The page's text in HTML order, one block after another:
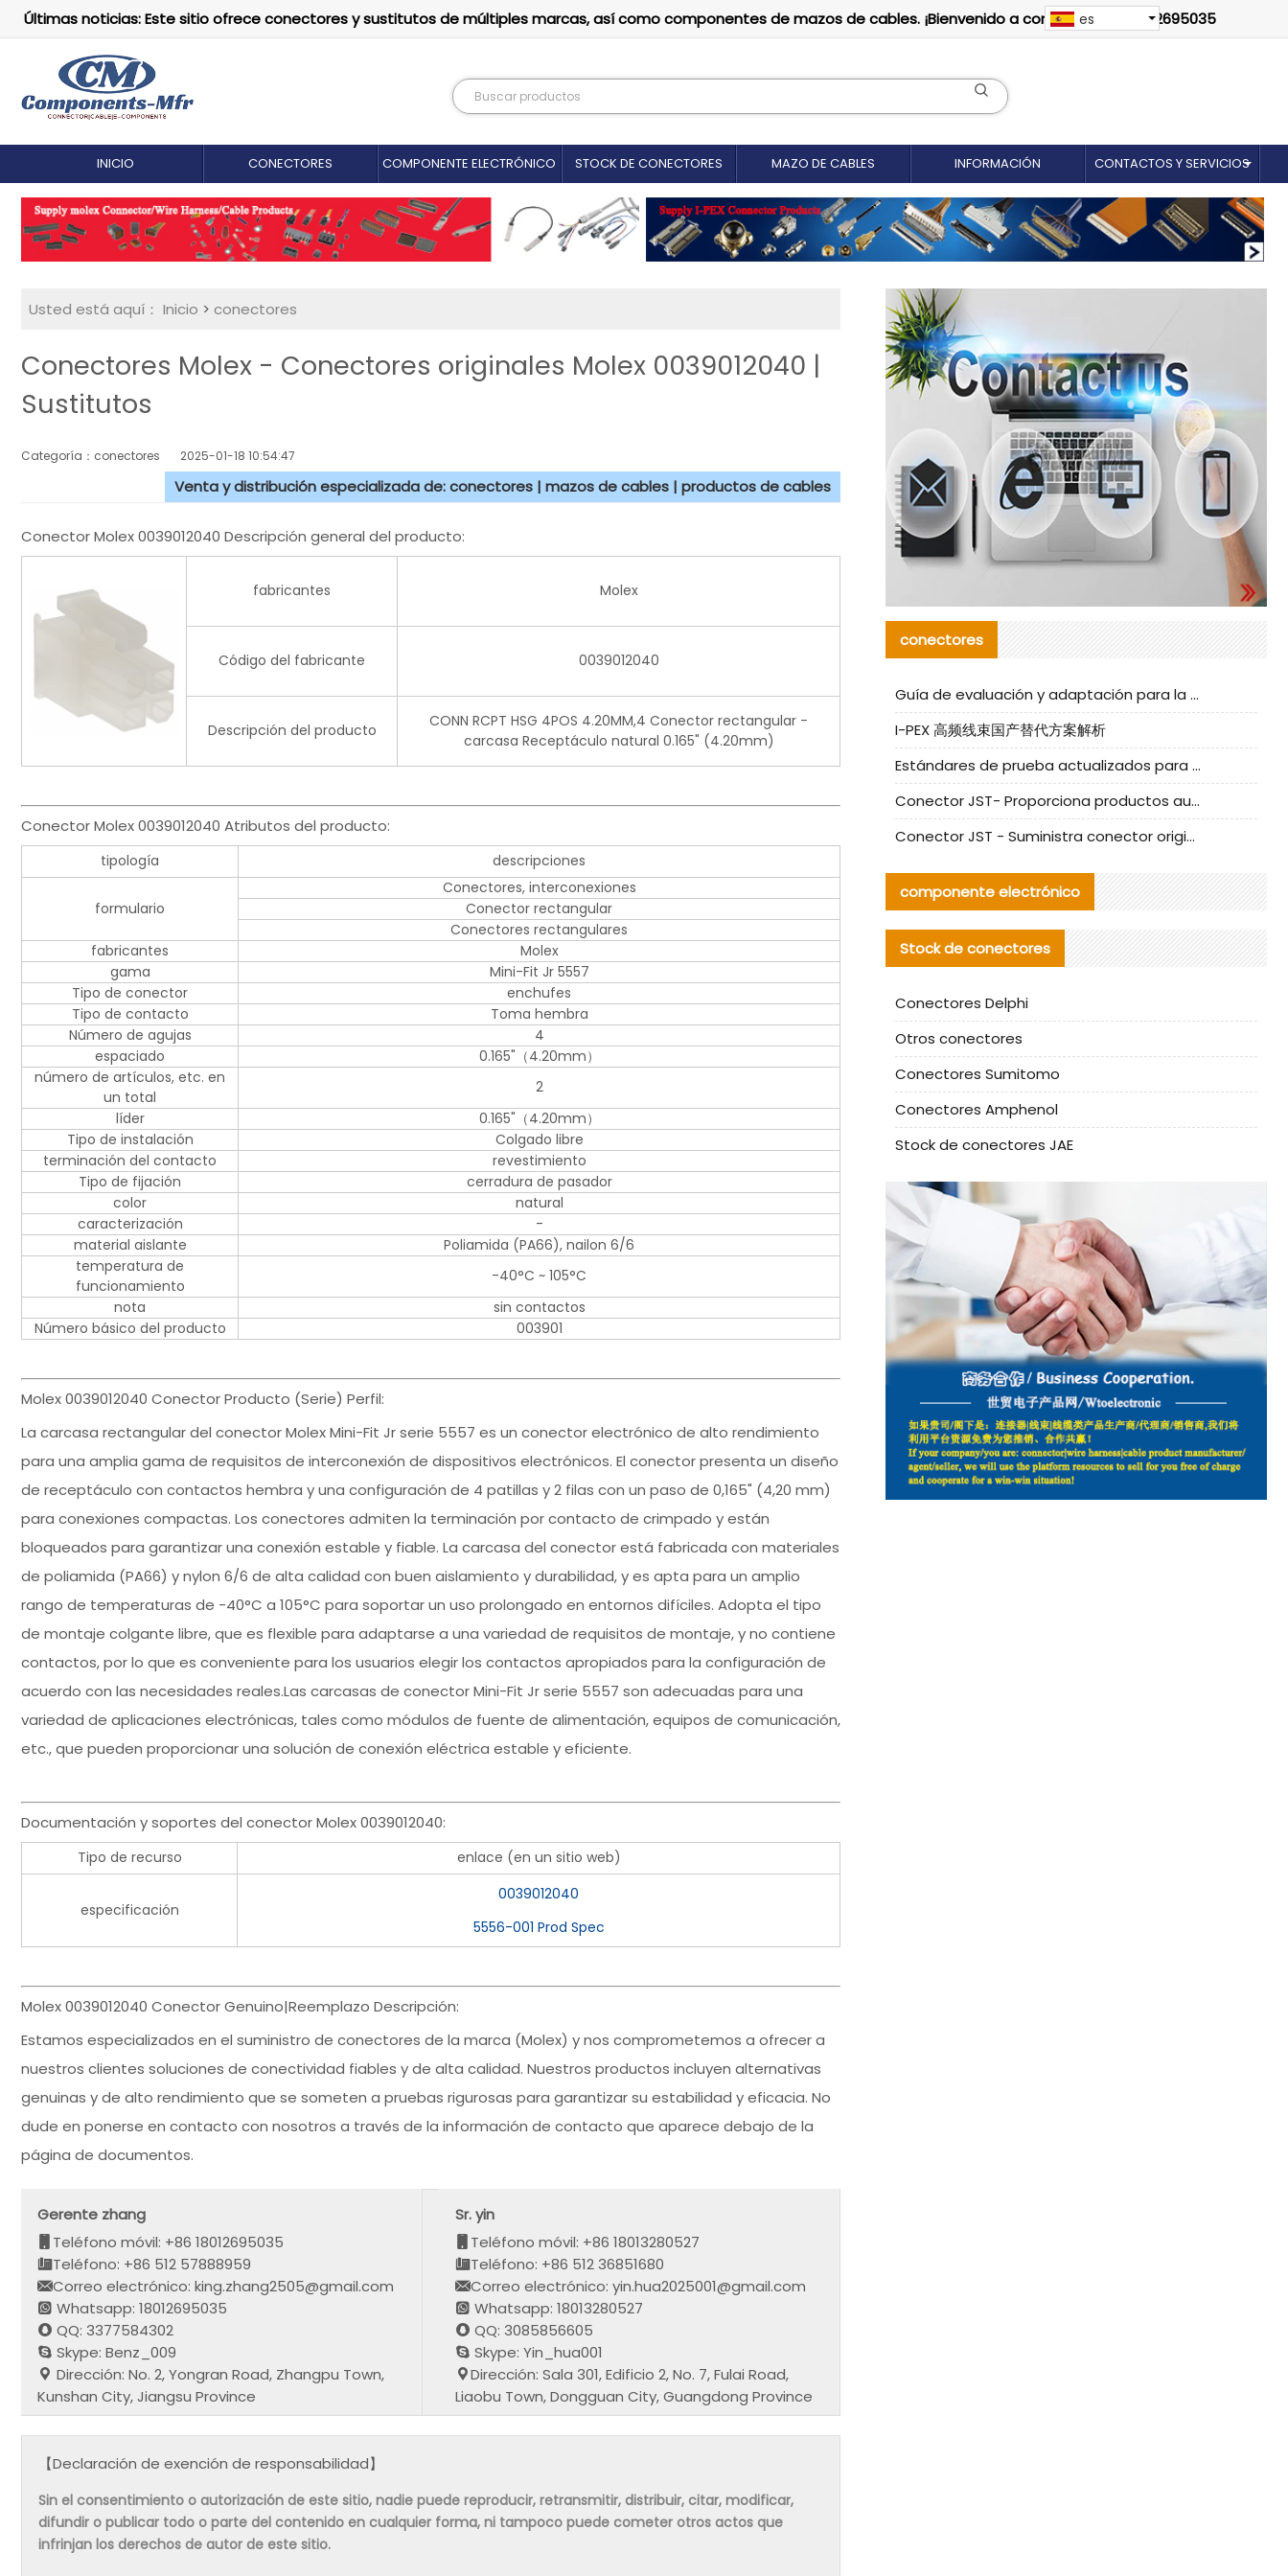
Últimas noticias: Este sitio ofrece conectores y sustitutos de múltiples marcas, así como componentes de mazos de cables. ¡Bienvenido a contactarnos: 18012695035
es
INICIO CONECTORES COMPONENTE ELECTRÓNICO STOCK DE CONECTORES MAZO DE CABLES INFORMACIÓN CONTACTOS Y SERVICIOS
Usted está aquí： Inicio > conectores
Conectores Molex - Conectores originales Molex 0039012040 |
Sustitutos
Categoría：conectores 2025-01-18 10:54:47
Venta y distribución especializada de: conectores | mazos de cables | productos de cables
Conector Molex 0039012040 Descripción general del producto:
fabricantes Molex
Código del fabricante 0039012040
Descripción del producto
CONN RCPT HSG 4POS 4.20MM,4 Conector rectangular -
carcasa Receptáculo natural 0.165" (4.20mm)
Conector Molex 0039012040 Atributos del producto:
tipología descripciones
formulario
Conectores, interconexiones
Conector rectangular
Conectores rectangulares
fabricantes
Molex
gama
Mini-Fit Jr 5557
Tipo de conector
enchufes
Tipo de contacto
Toma hembra
Número de agujas
4
espaciado
0.165"（4.20mm）
número de artículos, etc. en
un total
2
líder
0.165"（4.20mm）
Tipo de instalación
Colgado libre
terminación del contacto
revestimiento
Tipo de fijación
cerradura de pasador
color
natural
caracterización
-
material aislante
Poliamida (PA66), nailon 6/6
temperatura de
funcionamiento
-40°C ~ 105°C
nota
sin contactos
Número básico del producto
003901
Molex 0039012040 Conector Producto (Serie) Perfil:
La carcasa rectangular del conector Molex Mini-Fit Jr serie 5557 es un conector electrónico de alto rendimiento
para una amplia gama de requisitos de interconexión de dispositivos electrónicos. El conector presenta un diseño
de receptáculo con contactos hembra y una configuración de 4 patillas y 2 filas con un paso de 0,165" (4,20 mm)
para conexiones compactas. Los conectores admiten la terminación por contacto de crimpado y están
bloqueados para garantizar una conexión estable y fiable. La carcasa del conector está fabricada con materiales
de poliamida (PA66) y nylon 6/6 de alta calidad con buen aislamiento y durabilidad, y es apta para un amplio
rango de temperaturas de -40°C a 105°C para soportar un uso prolongado en entornos difíciles. Adopta el tipo
de montaje colgante libre, que es flexible para adaptarse a una variedad de requisitos de montaje, y no contiene
contactos, por lo que es conveniente para los usuarios elegir los contactos apropiados para la configuración de
acuerdo con las necesidades reales.Las carcasas de conector Mini-Fit Jr serie 5557 son adecuadas para una
variedad de aplicaciones electrónicas, tales como módulos de fuente de alimentación, equipos de comunicación,
etc., que pueden proporcionar una solución de conexión eléctrica estable y eficiente.
Documentación y soportes del conector Molex 0039012040:
Tipo de recurso enlace (en un sitio web)
especificación
0039012040
5556-001 Prod Spec
Molex 0039012040 Conector Genuino|Reemplazo Descripción:
Estamos especializados en el suministro de conectores de la marca (Molex) y nos comprometemos a ofrecer a
nuestros clientes soluciones de conectividad fiables y de alta calidad. Nuestros productos incluyen alternativas
genuinas y de alto rendimiento que se someten a pruebas rigurosas para garantizar su estabilidad y eficacia. No
dude en ponerse en contacto con nosotros a través de la información de contacto que aparece debajo de la
página de documentos.
Gerente zhang
Teléfono móvil: +86 18012695035
Teléfono: +86 512 57888959
Correo electrónico: king.zhang2505@gmail.com
Whatsapp: 18012695035
QQ: 3377584302
Skype: Benz_009
Dirección: No. 2, Yongran Road, Zhangpu Town,
Kunshan City, Jiangsu Province
Sr. yin
Teléfono móvil: +86 18013280527
Teléfono: +86 512 36851680
Correo electrónico: yin.hua2025001@gmail.com
Whatsapp: 18013280527
QQ: 3085856605
Skype: Yin_hua001
Dirección: Sala 301, Edificio 2, No. 7, Fulai Road,
Liaobu Town, Dongguan City, Guangdong Province
【Declaración de exención de responsabilidad】
Sin el consentimiento o autorización de este sitio, nadie puede reproducir, retransmitir, distribuir, citar, modificar,
difundir o publicar todo o parte del contenido en cualquier forma, ni tampoco puede cometer otros actos que
infrinjan los derechos de autor de este sitio.
conectores
Guía de evaluación y adaptación para la producción en serie de componentes de cables nacionales para CNC Tech
I-PEX 高频线束国产替代方案解析
Estándares de prueba actualizados para conectores nacionales bajo la referencia de CLIFF
Conector JST- Proporciona productos auténticos y alternativos del conector JST NSHR-02V-S
Conector JST - Suministra conector original JST GHR-09V-S | productos alternativos
componente electrónico
Stock de conectores
Conectores Delphi
Otros conectores
Conectores Sumitomo
Conectores Amphenol
Stock de conectores JAE